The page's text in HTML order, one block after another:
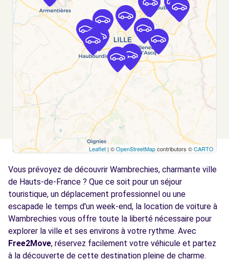
Voir l'agence
Free2Move Rent - AUTOBOLVIN CROIX -
CROIX (C)
6.1
km
117 AVENUE DE L EUROPE
CROIX, 59170
Voir l'agence
Free2move Rent - S&You - VILLENEUVE
D'ASCQ CEDEX (P)
8.0
km
boulevard de l'Ouest
VILLENEUVE D'ASCQ, FR-59, 59491
Voir l'agence
Free2move Rent - S&You - VILLENEUVE
D'ASCQ CEDEX (C)
km
Leaflet | ©OpenStreetMapcontributors ©CARTO
Vous prévoyez de découvrir Wambrechies, charmante ville
de Hauts-de-France ? Que ce soit pour un séjour
touristique, un déplacement professionnel ou une
escapade le temps d'un week-end, la location de voiture à
Wambrechies vous offre toute la liberté nécessaire pour
explorer la ville et ses environs à votre rythme. Avec
Free2Move, réservez facilement votre véhicule et partez
à la découverte de cette destination pleine de charme.